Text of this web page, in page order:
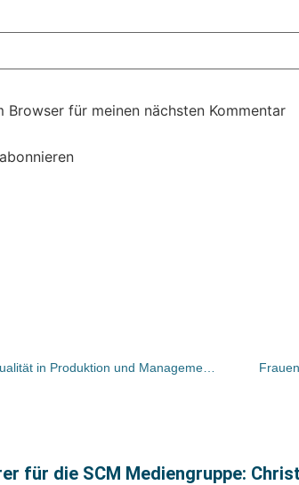
für meinen nächsten Kommentar
für die SCM Mediengruppe: